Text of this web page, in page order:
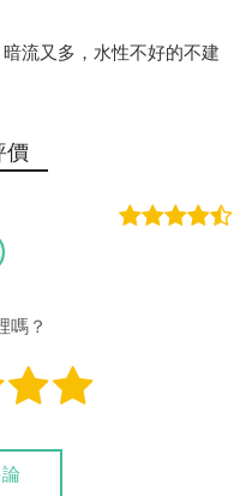
流又多，水性不好的不建
價
嗎？